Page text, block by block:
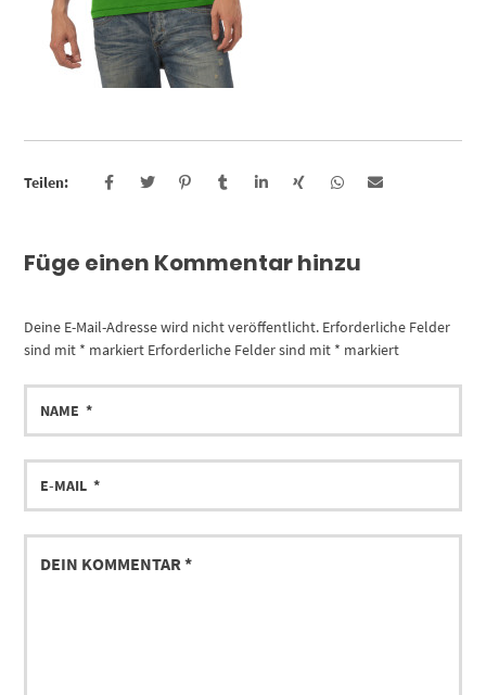
Teilen:
Füge einen Kommentar hinzu
Deine E-Mail-Adresse wird nicht veröffentlicht. Erforderliche Felder
sind mit * markiert Erforderliche Felder sind mit * markiert